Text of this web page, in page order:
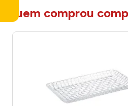
quem comprou